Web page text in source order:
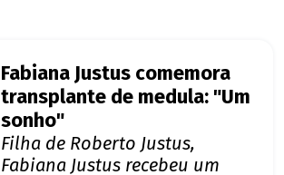
Fabiana Justus comemora
transplante de medula: "Um
sonho"
Filha de Roberto Justus,
Fabiana Justus recebeu um